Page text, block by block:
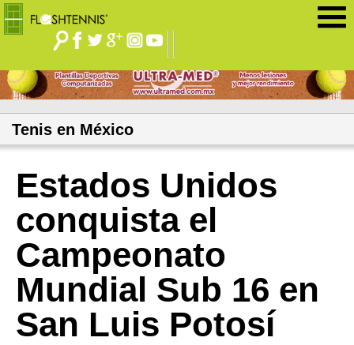
Tenis en México
Estados Unidos
conquista el
Campeonato
Mundial Sub 16 en
San Luis Potosí